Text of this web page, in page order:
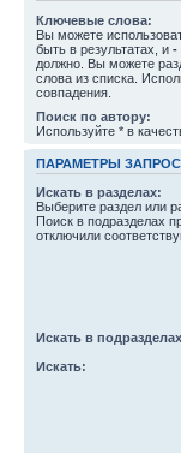
Ключевые слова:
Вы можете
быть в результатах, и -
должно. Вы можете
слова из списка.
совпадения.
Поиск по автору:
Используйте * в
ПАРАМЕТРЫ
Искать в разделах:
Выберите раздел или
Поиск в подразделах
отключили
Искать в
Искать: